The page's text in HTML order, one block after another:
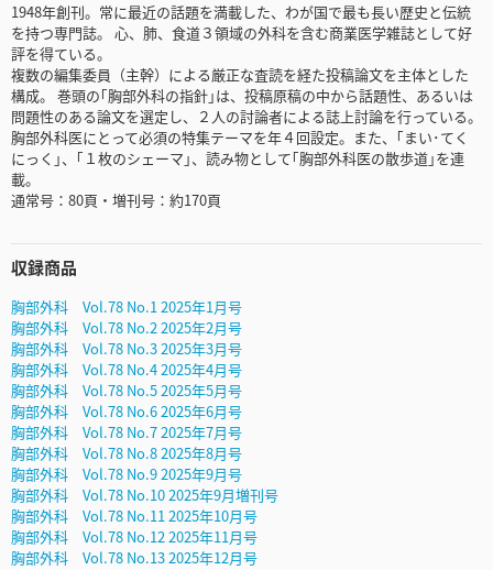
1948年創刊。常に最近の話題を満載した、わが国で最も長い歴史と伝統
を持つ専門誌。 心、肺、食道３領域の外科を含む商業医学雑誌として好
評を得ている。
複数の編集委員（主幹）による厳正な査読を経た投稿論文を主体とした
構成。 巻頭の｢胸部外科の指針｣は、投稿原稿の中から話題性、あるいは
問題性のある論文を選定し、２人の討論者による誌上討論を行っている。
胸部外科医にとって必須の特集テーマを年４回設定。また、｢まい･てく
にっく｣、｢１枚のシェーマ｣、読み物として｢胸部外科医の散歩道｣を連
載。
通常号：80頁・増刊号：約170頁
収録商品
胸部外科 Vol.78 No.1 2025年1月号
胸部外科 Vol.78 No.2 2025年2月号
胸部外科 Vol.78 No.3 2025年3月号
胸部外科 Vol.78 No.4 2025年4月号
胸部外科 Vol.78 No.5 2025年5月号
胸部外科 Vol.78 No.6 2025年6月号
胸部外科 Vol.78 No.7 2025年7月号
胸部外科 Vol.78 No.8 2025年8月号
胸部外科 Vol.78 No.9 2025年9月号
胸部外科 Vol.78 No.10 2025年9月増刊号
胸部外科 Vol.78 No.11 2025年10月号
胸部外科 Vol.78 No.12 2025年11月号
胸部外科 Vol.78 No.13 2025年12月号